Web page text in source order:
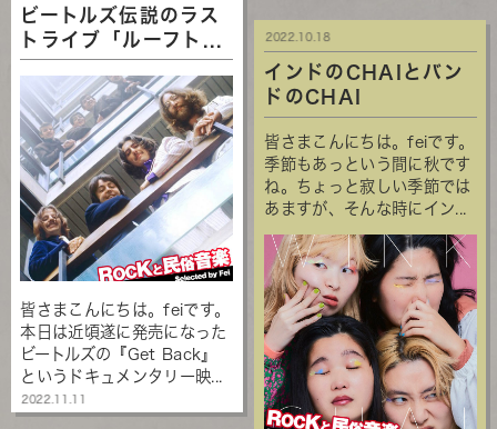
ビートルズ伝説のラス
トライブ「ルーフト...
皆さまこんにちは。feiです。
本日は近頃遂に発売になった
ビートルズの『Get Back』
というドキュメンタリー映...
2022.11.11
インドのCHAIとバン
ドのCHAI
皆さまこんにちは。feiです。
季節もあっという間に秋です
ね。ちょっと寂しい季節では
あますが、そんな時にイン...
2022.10.18